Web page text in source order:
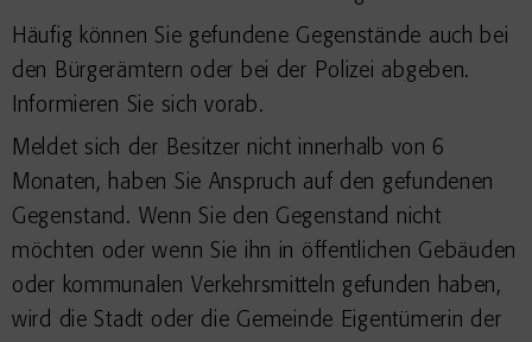
Häufig können Sie gefundene Gegenstände auch bei
den Bürgerämtern oder bei der Polizei abgeben.
Informieren Sie sich vorab.
Meldet sich der Besitzer nicht innerhalb von 6
Monaten, haben Sie Anspruch auf den gefundenen
Gegenstand. Wenn Sie den Gegenstand nicht
möchten oder wenn Sie ihn in öffentlichen Gebäuden
oder kommunalen Verkehrsmitteln gefunden haben,
wird die Stadt oder die Gemeinde Eigentümerin der